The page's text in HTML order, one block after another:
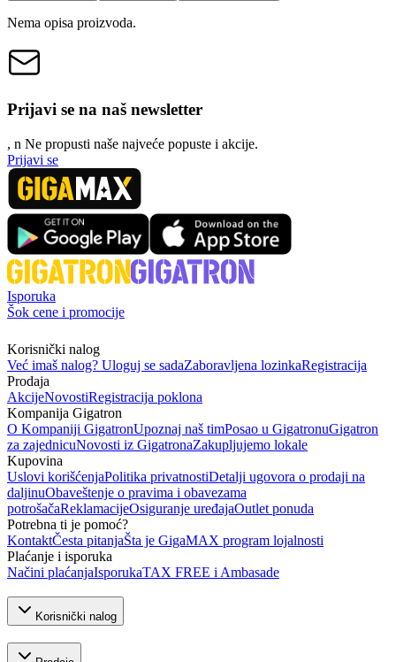
Nema opisa proizvoda.
Prijavi se na naš newsletter
, n Ne propusti naše najveće popuste i akcije.
Prijavi se
Isporuka
Šok cene i promocije
Korisnički nalog
Već imaš nalog? Uloguj se sadaZaboravljena lozinkaRegistracija
Prodaja
AkcijeNovostiRegistracija poklona
Kompanija Gigatron
O Kompaniji GigatronUpoznaj naš timPosao u GigatronuGigatron
za zajednicuNovosti iz GigatronaZakupljujemo lokale
Kupovina
Uslovi korišćenjaPolitika privatnostiDetalji ugovora o prodaji na
daljinuObaveštenje o pravima i obavezama
potrošačaReklamacijeOsiguranje uređajaOutlet ponuda
Potrebna ti je pomoć?
KontaktČesta pitanjaŠta je GigaMAX program lojalnosti
Plaćanje i isporuka
Načini plaćanjaIsporukaTAX FREE i Ambasade
Korisnički nalog